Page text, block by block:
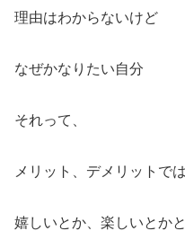
理由はわからないけど
なぜかなりたい自分
それって、
メリット、デメリットで
嬉しいとか、楽しいとか